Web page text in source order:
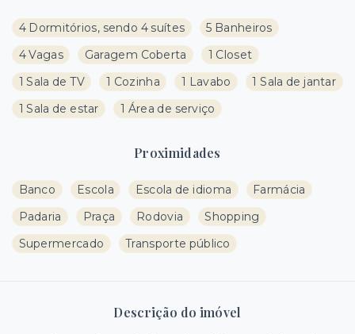
4 Dormitórios, sendo 4 suítes
5 Banheiros
4 Vagas
Garagem Coberta
1 Closet
1 Sala de TV
1 Cozinha 1 Lavabo
1 Sala de jantar
1 Sala de estar
1 Área de serviço
Proximidades
Banco Escola Escola de idioma
Farmácia
Padaria
Praça Rodovia
Shopping
Supermercado
Transporte público
Descrição do imóvel